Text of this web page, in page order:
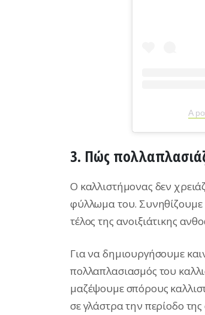
A
3. Πώς
O καλλιστήμονας δεν
φύλλωμα του. Συνηθίζουμε
τέλος της ανοιξιάτικης
Για να δημιουργήσουμε
πολλαπλασιασμός του
μαζέψουμε σπόρους
σε γλάστρα την περίοδο της